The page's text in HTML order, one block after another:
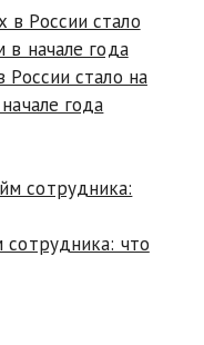
России стало на
года
сотрудника: что